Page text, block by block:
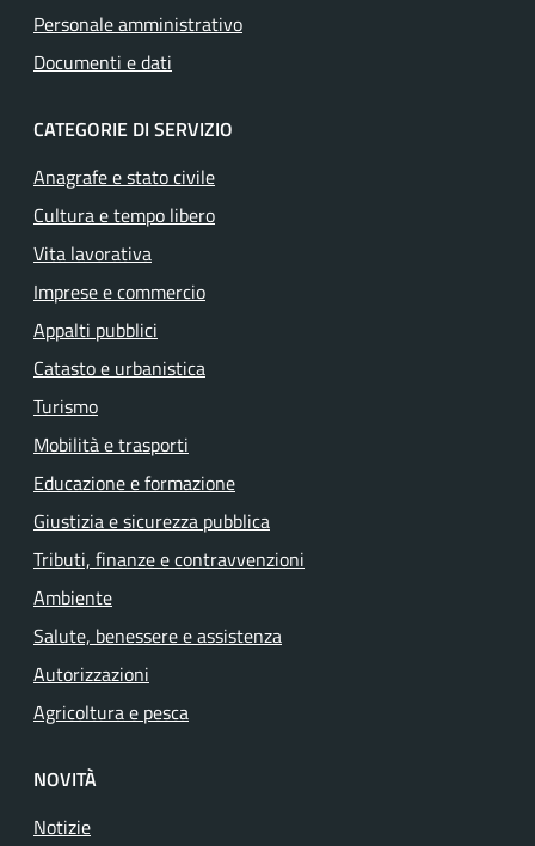
Personale amministrativo
Documenti e dati
CATEGORIE DI SERVIZIO
Anagrafe e stato civile
Cultura e tempo libero
Vita lavorativa
Imprese e commercio
Appalti pubblici
Catasto e urbanistica
Turismo
Mobilità e trasporti
Educazione e formazione
Giustizia e sicurezza pubblica
Tributi, finanze e contravvenzioni
Ambiente
Salute, benessere e assistenza
Autorizzazioni
Agricoltura e pesca
NOVITÀ
Notizie